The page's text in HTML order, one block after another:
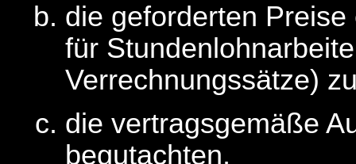
die geforderten
für
Verrechnungssätze)
die vertragsgemäße
begutachten,